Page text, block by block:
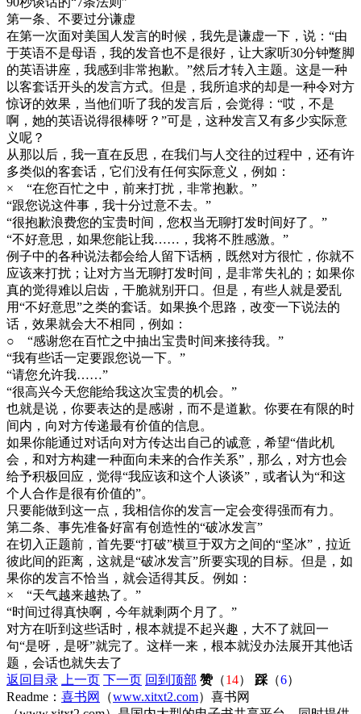
第一条、不要过分谦虚
在第一次面对美国人发言的时候，我先是谦虚一下，说：“由
于英语不是母语，我的发音也不是很好，让大家听30分钟蹩脚
的英语讲座，我感到非常抱歉。”然后才转入主题。这是一种
以客套话开头的发言方式。但是，我所追求的却是一种令对方
惊讶的效果，当他们听了我的发言后，会觉得：“哎，不是
啊，她的英语说得很棒呀？”可是，这种发言又有多少实际意
义呢？
从那以后，我一直在反思，在我们与人交往的过程中，还有许
多类似的客套话，它们没有任何实际意义，例如：
× “在您百忙之中，前来打扰，非常抱歉。”
“跟您说这件事，我十分过意不去。”
“很抱歉浪费您的宝贵时间，您权当无聊打发时间好了。”
“不好意思，如果您能让我……，我将不胜感激。”
例子中的各种说法都会给人留下话柄，既然对方很忙，你就不
应该来打扰；让对方当无聊打发时间，是非常失礼的；如果你
真的觉得难以启齿，干脆就别开口。但是，有些人就是爱乱
用“不好意思”之类的套话。如果换个思路，改变一下说法的
话，效果就会大不相同，例如：
○ “感谢您在百忙之中抽出宝贵时间来接待我。”
“我有些话一定要跟您说一下。”
“请您允许我……”
“很高兴今天您能给我这次宝贵的机会。”
也就是说，你要表达的是感谢，而不是道歉。你要在有限的时
间内，向对方传递最有价值的信息。
如果你能通过对话向对方传达出自己的诚意，希望“借此机
会，和对方构建一种面向未来的合作关系”，那么，对方也会
给予积极回应，觉得“我应该和这个人谈谈”，或者认为“和这
个人合作是很有价值的”。
只要能做到这一点，我相信你的发言一定会变得强而有力。
第二条、事先准备好富有创造性的“破冰发言”
在切入正题前，首先要“打破”横亘于双方之间的“坚冰”，拉近
彼此间的距离，这就是“破冰发言”所要实现的目标。但是，如
果你的发言不恰当，就会适得其反。例如：
× “天气越来越热了。”
“时间过得真快啊，今年就剩两个月了。”
对方在听到这些话时，根本就提不起兴趣，大不了就回一
句“是呀，是呀”就完了。这样一来，根本就没办法展开其他话
题，会话也就失去了
返回目录
上一页 下一页 回到顶部 赞（14） 踩 （6）
Readme： 喜书网 （www.xitxt2.com）喜书网